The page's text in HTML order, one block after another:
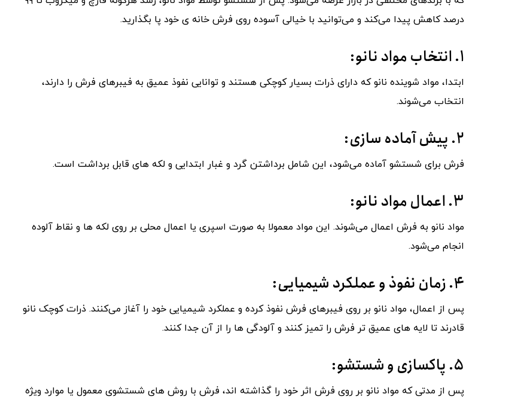
درصد کاهش پیدا می‌کند و می‌توانید با خیالی آسوده روی فرش خانه ‌ی خود پا بگذارید.
۱. انتخاب مواد نانو:
ابتدا، مواد شوینده نانو که دارای ذرات بسیار کوچکی هستند و توانایی نفوذ عمیق به فیبرهای فرش را دارند،
انتخاب می‌شوند.
۲. پیش ‌آماده ‌سازی:
فرش برای شستشو آماده می‌شود، این شامل برداشتن گرد و غبار ابتدایی و لکه ‌های قابل برداشت است.
۳. اعمال مواد نانو:
مواد نانو به فرش اعمال می‌شوند. این مواد معمولا به صورت اسپری یا اعمال محلی بر روی لکه ‌ها و نقاط آلوده
انجام می‌شود.
۴. زمان نفوذ و عملکرد شیمیایی:
پس از اعمال، مواد نانو بر روی فیبرهای فرش نفوذ کرده و عملکرد شیمیایی خود را آغاز می‌کنند. ذرات کوچک نانو
قادرند تا لایه ‌های عمیق تر فرش را تمیز کنند و آلودگی ‌ها را از آن جدا کنند.
۵. پاکسازی و شستشو:
پس از مدتی که مواد نانو بر روی فرش اثر خود را گذاشته ‌اند، فرش با روش ‌های شستشوی معمول یا موارد ویژه